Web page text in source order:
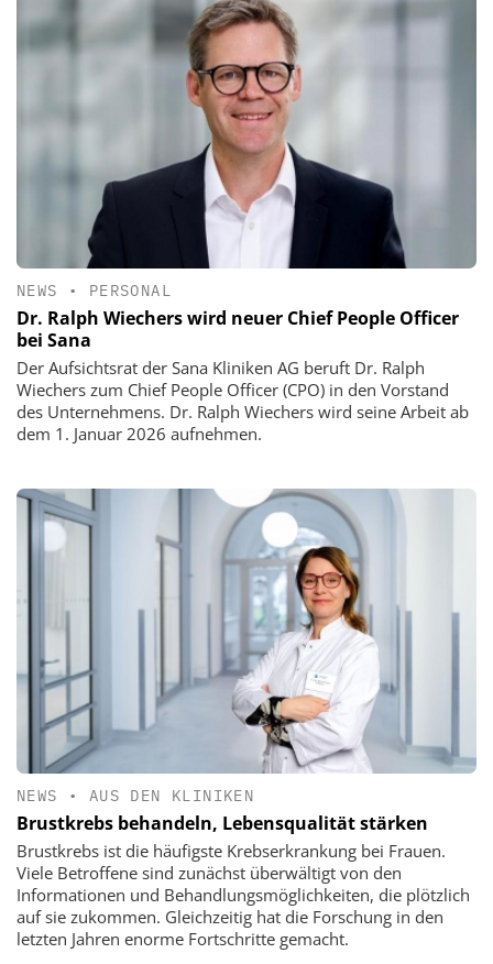
NEWS • PERSONAL
Dr. Ralph Wiechers wird neuer Chief People Officer
bei Sana
Der Aufsichtsrat der Sana Kliniken AG beruft Dr. Ralph
Wiechers zum Chief People Officer (CPO) in den Vorstand
des Unternehmens. Dr. Ralph Wiechers wird seine Arbeit ab
dem 1. Januar 2026 aufnehmen.
NEWS • AUS DEN KLINIKEN
Brustkrebs behandeln, Lebensqualität stärken
Brustkrebs ist die häufigste Krebserkrankung bei Frauen.
Viele Betroffene sind zunächst überwältigt von den
Informationen und Behandlungsmöglichkeiten, die plötzlich
auf sie zukommen. Gleichzeitig hat die Forschung in den
letzten Jahren enorme Fortschritte gemacht.